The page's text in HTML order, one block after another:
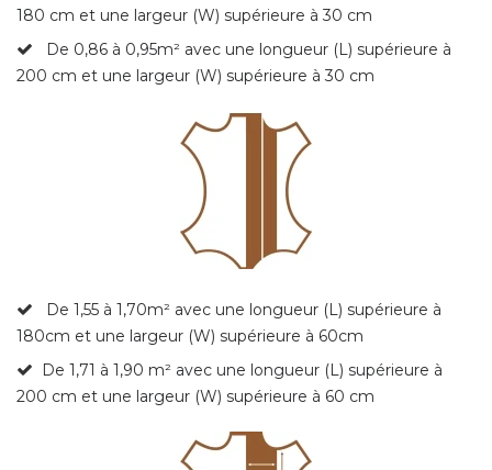
180 cm et une largeur (W) supérieure à 30 cm
De 0,86 à 0,95m² avec une longueur (L) supérieure à
200 cm et une largeur (W) supérieure à 30 cm
De 1,55 à 1,70m² avec une longueur (L) supérieure à
180cm et une largeur (W) supérieure à 60cm
De 1,71 à 1,90 m² avec une longueur (L) supérieure à
200 cm et une largeur (W) supérieure à 60 cm